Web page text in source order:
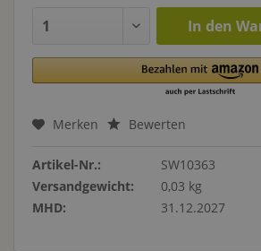
In den
Merken Bewerten
Artikel-Nr.:
SW10363
Versandgewicht:
0,03 kg
MHD:
31.12.2027